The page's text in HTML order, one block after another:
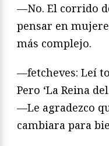
—No. El corrido
pensar en
más complejo.
—fetcheves: Leí
Pero ‘La Reina
—Le agradezco
cambiara para